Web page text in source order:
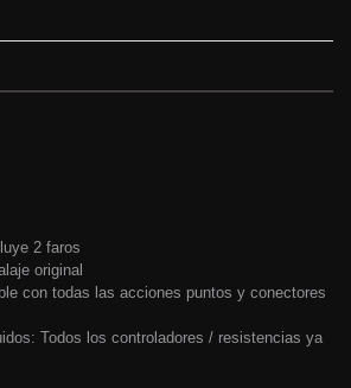
2 faros
original
con todas las acciones puntos y conectores
Todos los controladores / resistencias ya